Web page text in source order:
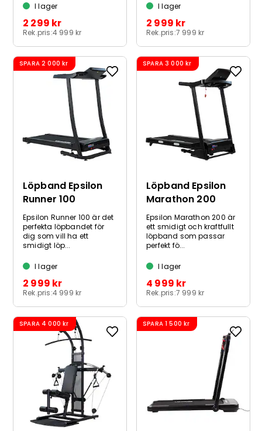
I lager
Rek.pris:4 999 kr
2 299 kr
I lager
Rek.pris:7 999 kr
2 999 kr
SPARA 2 000 kr
Löpband Epsilon
Runner 100
Epsilon Runner 100 är det
perfekta löpbandet för
dig som vill ha ett
smidigt löp...
I lager
Rek.pris:4 999 kr
2 999 kr
SPARA 3 000 kr
Löpband Epsilon
Marathon 200
Epsilon Marathon 200 är
ett smidigt och kraftfullt
löpband som passar
perfekt fö...
I lager
Rek.pris:7 999 kr
4 999 kr
SPARA 4 000 kr SPARA 1 500 kr